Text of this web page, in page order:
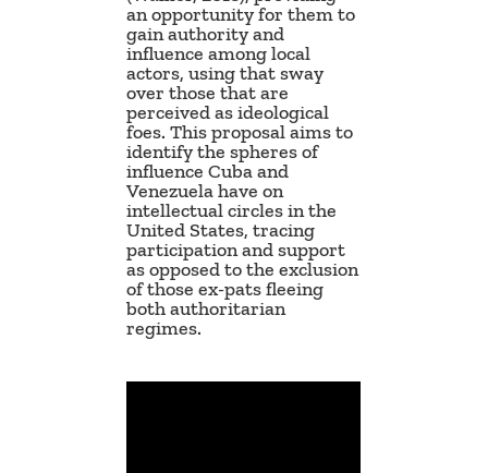
an opportunity for them to
gain authority and
influence among local
actors, using that sway
over those that are
perceived as ideological
foes. This proposal aims to
identify the spheres of
influence Cuba and
Venezuela have on
intellectual circles in the
United States, tracing
participation and support
as opposed to the exclusion
of those ex-pats fleeing
both authoritarian
regimes.